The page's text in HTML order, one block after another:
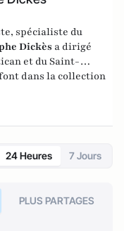
spécialiste du
Dickès a dirigé
et du Saint-
dans la collection
de plusieurs
politique étrangère
la radio web
à
24 Heures 7 Jours
PLUS PARTAGES